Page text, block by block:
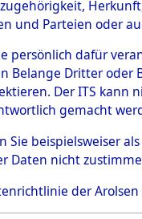
Lübeck→
und Parteien oder
persönlich dafür
Belange Dritter
Der ITS
gemacht
Sie beispielsweiser
Daten nicht
der Arolsen